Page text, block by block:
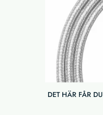
DET HÄR FÅR DU